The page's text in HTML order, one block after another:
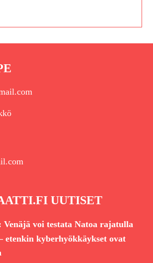
UUTISET
Venäjä voi testata Natoa rajatulla
etenkin kyberhyökkäykset ovat